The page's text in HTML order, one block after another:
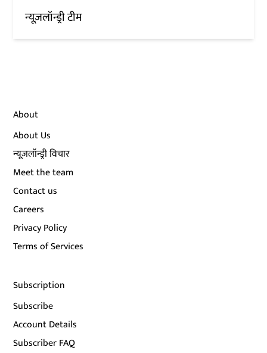
न्यूज़लॉन्ड्री टीम
About
About Us
न्यूज़लॉन्ड्री विचार
Meet the team
Contact us
Careers
Privacy Policy
Terms of Services
Subscription
Subscribe
Account Details
Subscriber FAQ